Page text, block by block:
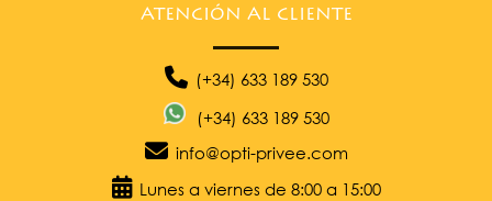
ATENCIÓN AL CLIENTE
(+34) 633 189 530
(+34) 633 189 530
info@opti-privee.com
Lunes a viernes de 8:00 a 15:00